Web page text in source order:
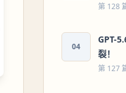
第 128
04
GPT-
裂！
第 127